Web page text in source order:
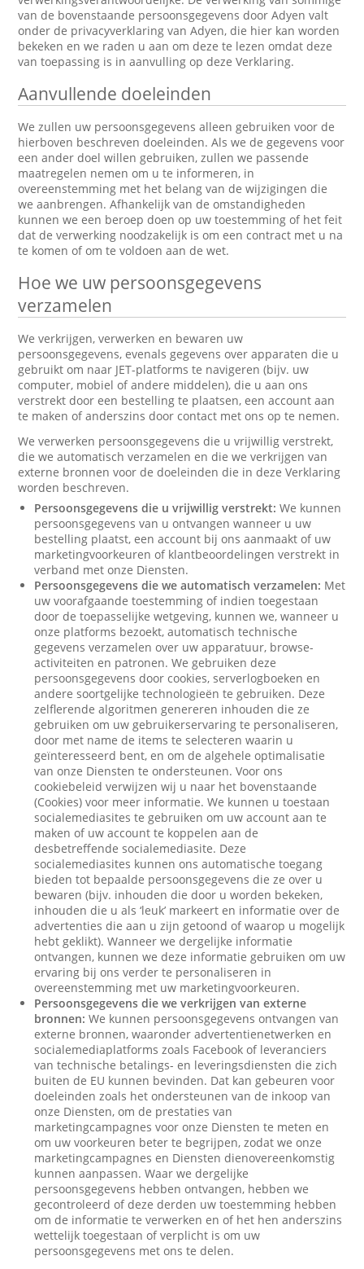
van de bovenstaande persoonsgegevens door Adyen valt
onder de privacyverklaring van Adyen, die hier kan worden
bekeken en we raden u aan om deze te lezen omdat deze
van toepassing is in aanvulling op deze Verklaring.
Aanvullende doeleinden
We zullen uw persoonsgegevens alleen gebruiken voor de
hierboven beschreven doeleinden. Als we de gegevens voor
een ander doel willen gebruiken, zullen we passende
maatregelen nemen om u te informeren, in
overeenstemming met het belang van de wijzigingen die
we aanbrengen. Afhankelijk van de omstandigheden
kunnen we een beroep doen op uw toestemming of het feit
dat de verwerking noodzakelijk is om een contract met u na
te komen of om te voldoen aan de wet.
Hoe we uw persoonsgegevens
verzamelen
We verkrijgen, verwerken en bewaren uw
persoonsgegevens, evenals gegevens over apparaten die u
gebruikt om naar JET-platforms te navigeren (bijv. uw
computer, mobiel of andere middelen), die u aan ons
verstrekt door een bestelling te plaatsen, een account aan
te maken of anderszins door contact met ons op te nemen.
We verwerken persoonsgegevens die u vrijwillig verstrekt,
die we automatisch verzamelen en die we verkrijgen van
externe bronnen voor de doeleinden die in deze Verklaring
worden beschreven.
Persoonsgegevens die u vrijwillig verstrekt: We kunnen
persoonsgegevens van u ontvangen wanneer u uw
bestelling plaatst, een account bij ons aanmaakt of uw
marketingvoorkeuren of klantbeoordelingen verstrekt in
verband met onze Diensten.
Persoonsgegevens die we automatisch verzamelen: Met
uw voorafgaande toestemming of indien toegestaan
door de toepasselijke wetgeving, kunnen we, wanneer u
onze platforms bezoekt, automatisch technische
gegevens verzamelen over uw apparatuur, browse-
activiteiten en patronen. We gebruiken deze
persoonsgegevens door cookies, serverlogboeken en
andere soortgelijke technologieën te gebruiken. Deze
zelflerende algoritmen genereren inhouden die ze
gebruiken om uw gebruikerservaring te personaliseren,
door met name de items te selecteren waarin u
geïnteresseerd bent, en om de algehele optimalisatie
van onze Diensten te ondersteunen. Voor ons
cookiebeleid verwijzen wij u naar het bovenstaande
(Cookies) voor meer informatie. We kunnen u toestaan
socialemediasites te gebruiken om uw account aan te
maken of uw account te koppelen aan de
desbetreffende socialemediasite. Deze
socialemediasites kunnen ons automatische toegang
bieden tot bepaalde persoonsgegevens die ze over u
bewaren (bijv. inhouden die door u worden bekeken,
inhouden die u als ‘leuk’ markeert en informatie over de
advertenties die aan u zijn getoond of waarop u mogelijk
hebt geklikt). Wanneer we dergelijke informatie
ontvangen, kunnen we deze informatie gebruiken om uw
ervaring bij ons verder te personaliseren in
overeenstemming met uw marketingvoorkeuren.
Persoonsgegevens die we verkrijgen van externe
bronnen: We kunnen persoonsgegevens ontvangen van
externe bronnen, waaronder advertentienetwerken en
socialemediaplatforms zoals Facebook of leveranciers
van technische betalings- en leveringsdiensten die zich
buiten de EU kunnen bevinden. Dat kan gebeuren voor
doeleinden zoals het ondersteunen van de inkoop van
onze Diensten, om de prestaties van
marketingcampagnes voor onze Diensten te meten en
om uw voorkeuren beter te begrijpen, zodat we onze
marketingcampagnes en Diensten dienovereenkomstig
kunnen aanpassen. Waar we dergelijke
persoonsgegevens hebben ontvangen, hebben we
gecontroleerd of deze derden uw toestemming hebben
om de informatie te verwerken en of het hen anderszins
wettelijk toegestaan of verplicht is om uw
persoonsgegevens met ons te delen.